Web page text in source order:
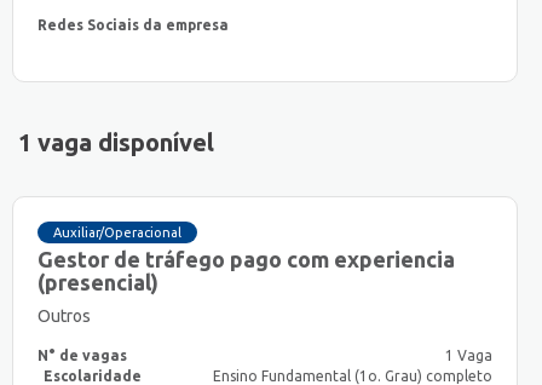
Redes Sociais da empresa
1 vaga disponível
Auxiliar/Operacional
Gestor de tráfego pago com experiencia
(presencial)
Outros
N° de vagas
1 Vaga
Escolaridade
Ensino Fundamental (1o. Grau) completo